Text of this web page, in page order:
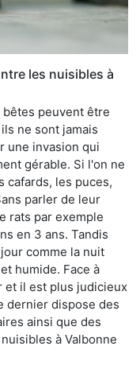
les nuisibles à
peuvent être
ne sont jamais
une invasion qui
gérable. Si l'on ne
cafards, les puces,
parler de leur
rats par exemple
en 3 ans. Tandis
comme la nuit
humide. Face à
et il est plus judicieux
dernier dispose des
ainsi que des
à Valbonne